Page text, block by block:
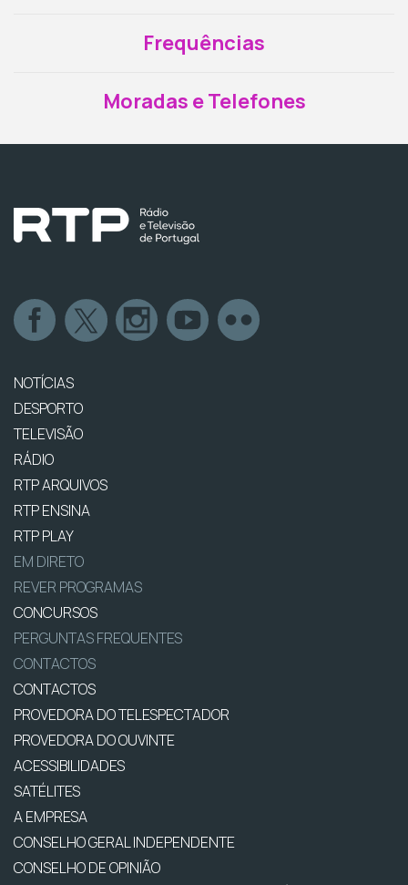
Frequências
Moradas e Telefones
NOTÍCIAS
DESPORTO
TELEVISÃO
RÁDIO
RTP ARQUIVOS
RTP ENSINA
RTP PLAY
EM DIRETO
REVER PROGRAMAS
CONCURSOS
PERGUNTAS FREQUENTES
CONTACTOS
CONTACTOS
PROVEDORA DO TELESPECTADOR
PROVEDORA DO OUVINTE
ACESSIBILIDADES
SATÉLITES
A EMPRESA
CONSELHO GERAL INDEPENDENTE
CONSELHO DE OPINIÃO